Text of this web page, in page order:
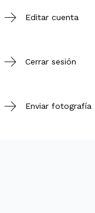
Editar cuenta
Cerrar sesión
Enviar fotografía